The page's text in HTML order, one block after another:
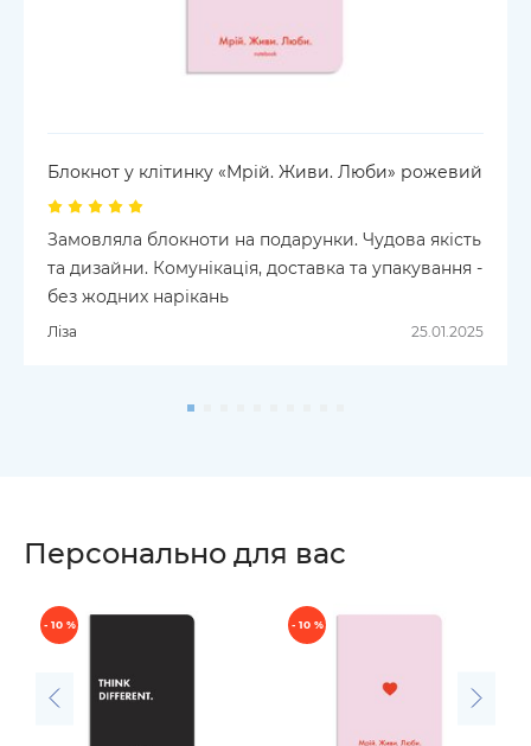
Блокнот у клiтинку «Мрій. Живи. Люби» рожевий
Замовляла блокноти на подарунки. Чудова якість
та дизайни. Комунікація, доставка та упакування -
без жодних нарікань
Ліза 25.01.2025
Персонально для вас
- 10 % - 10 %